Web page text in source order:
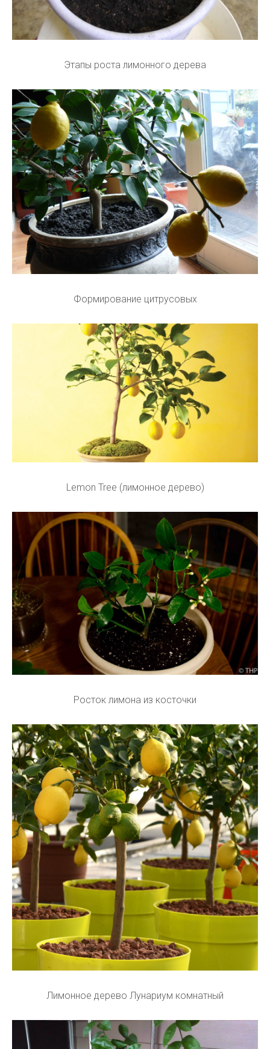
Этапы роста лимонного дерева
Формирование цитрусовых
Lemon Tree (лимонное дерево)
Росток лимона из косточки
Лимонное дерево Лунариум комнатный